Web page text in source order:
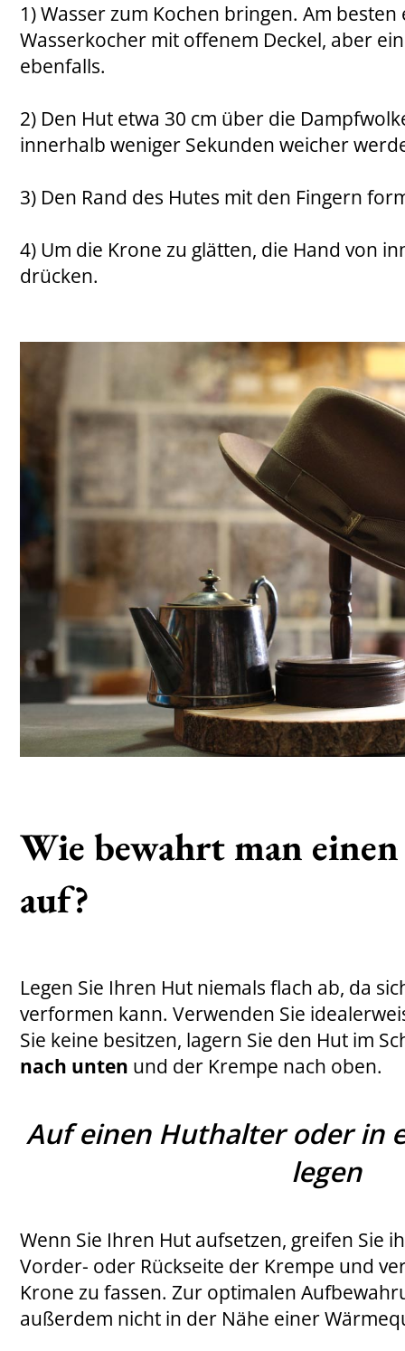
1) Wasser zum Kochen bringen. Am besten
Wasserkocher mit offenem Deckel, aber
ebenfalls.
2) Den Hut etwa 30 cm über die
innerhalb weniger Sekunden weicher
3) Den Rand des Hutes mit den Fingern
4) Um die Krone zu glätten, die Hand von
drücken.
Wie bewahrt man
auf?
Legen Sie Ihren Hut niemals flach ab, da
verformen kann. Verwenden Sie
Sie keine besitzen, lagern Sie den Hut im
nach unten und der Krempe nach oben.
Auf einen Huthalter oder in
legen
Wenn Sie Ihren Hut aufsetzen, greifen Sie
Vorder- oder Rückseite der Krempe und
Krone zu fassen. Zur optimalen
außerdem nicht in der Nähe einer